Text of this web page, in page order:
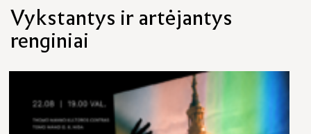
Vykstantys ir artėjantys
renginiai